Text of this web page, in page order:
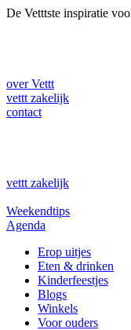
Ga
De Vetttste inspiratie
over Vettt
vettt zakelijk
contact
vettt zakelijk
Weekendtips
Agenda
Erop uitjes
Eten & drinken
Kinderfeestjes
Blogs
Winkels
Voor ouders